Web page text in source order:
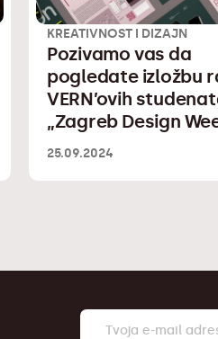
KREATIVNOST I DIZAJN
Pozivamo vas da
pogledate izložbu
VERN’ovih
„Zagreb Design
25.09.2024